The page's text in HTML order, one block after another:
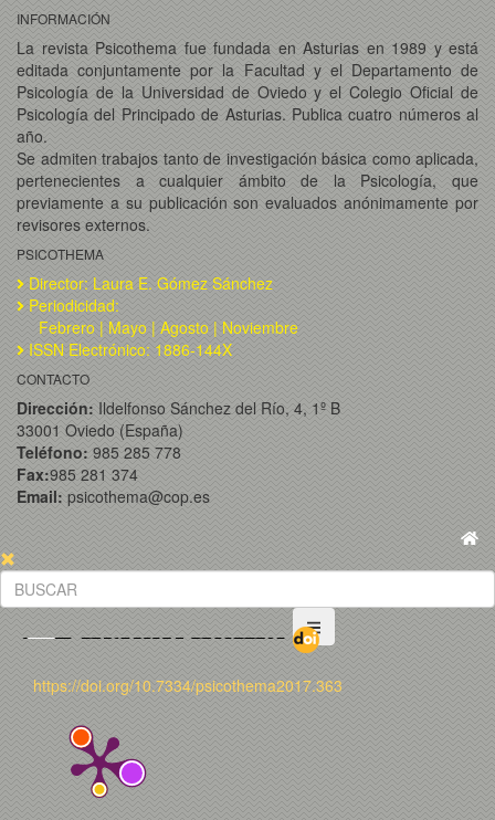
INFORMACIÓN
La revista Psicothema fue fundada en Asturias en 1989 y está
editada conjuntamente por la Facultad y el Departamento de
Psicología de la Universidad de Oviedo y el Colegio Oficial de
Psicología del Principado de Asturias. Publica cuatro números al
año.
Se admiten trabajos tanto de investigación básica como aplicada,
pertenecientes a cualquier ámbito de la Psicología, que
previamente a su publicación son evaluados anónimamente por
revisores externos.
PSICOTHEMA
Director: Laura E. Gómez Sánchez
Periodicidad:
Febrero | Mayo | Agosto | Noviembre
ISSN Electrónico: 1886-144X
CONTACTO
Dirección: Ildelfonso Sánchez del Río, 4, 1º B
33001 Oviedo (España)
Teléfono: 985 285 778
Fax:985 281 374
Email: psicothema@cop.es
https://doi.org/10.7334/psicothema2017.363